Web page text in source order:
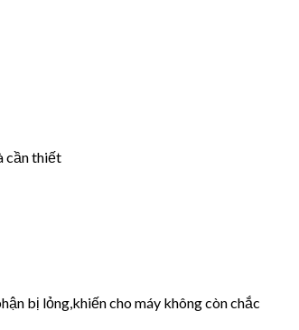
cần thiết
bị lỏng,khiến cho máy không còn chắc